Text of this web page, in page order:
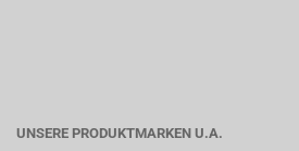
UNSERE PRODUKTMARKEN U.A.